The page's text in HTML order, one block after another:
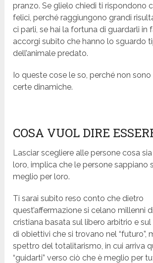
pranzo. Se glielo chiedi ti rispondono
felici, perché raggiungono grandi
ci parli, se hai la fortuna di guardarli in
accorgi subito che hanno lo sguardo
dell’animale predato.
Io queste cose le so, perché non
certe dinamiche.
COSA VUOL DIRE
Lasciar scegliere alle persone cosa
loro, implica che le persone sappiano
meglio per loro.
Ti sarai subito reso conto che dietro
quest’affermazione si celano millenni
cristiana basata sul libero arbitrio e
di obiettivi che si trovano nel “futuro”,
spettro del totalitarismo, in cui arriva
“guidarti” verso ciò che è meglio per